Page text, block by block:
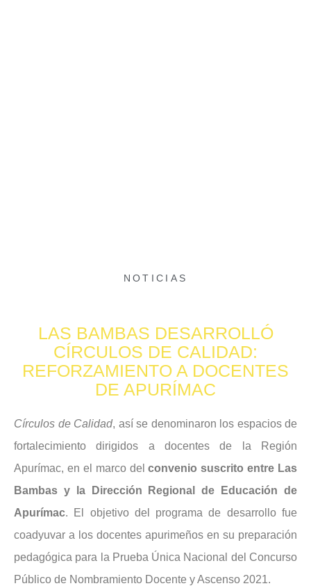
NOTICIAS
LAS BAMBAS DESARROLLÓ
CÍRCULOS DE CALIDAD:
REFORZAMIENTO A DOCENTES
DE APURÍMAC
Círculos de Calidad, así se denominaron los espacios de
fortalecimiento dirigidos a docentes de la Región
Apurímac, en el marco delconvenio suscrito entre Las
Bambas y la Dirección Regional de Educación de
Apurímac. El objetivo del programa de desarrollo fue
coadyuvar a los docentes apurimeños en su preparación
pedagógica para la Prueba Única Nacional del Concurso
Público de Nombramiento Docente y Ascenso 2021.